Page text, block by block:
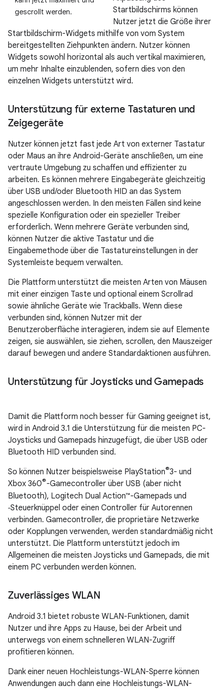
gescrollt werden.
Startbildschirms können
Nutzer jetzt die Größe ihrer
Startbildschirm-Widgets mithilfe von vom System
bereitgestellten Ziehpunkten ändern. Nutzer können
Widgets sowohl horizontal als auch vertikal maximieren,
um mehr Inhalte einzublenden, sofern dies von den
einzelnen Widgets unterstützt wird.
Unterstützung für externe Tastaturen und
Zeigegeräte
Nutzer können jetzt fast jede Art von externer Tastatur
oder Maus an ihre Android-Geräte anschließen, um eine
vertraute Umgebung zu schaffen und effizienter zu
arbeiten. Es können mehrere Eingabegeräte gleichzeitig
über USB und/oder Bluetooth HID an das System
angeschlossen werden. In den meisten Fällen sind keine
spezielle Konfiguration oder ein spezieller Treiber
erforderlich. Wenn mehrere Geräte verbunden sind,
können Nutzer die aktive Tastatur und die
Eingabemethode über die Tastatureinstellungen in der
Systemleiste bequem verwalten.
Die Plattform unterstützt die meisten Arten von Mäusen
mit einer einzigen Taste und optional einem Scrollrad
sowie ähnliche Geräte wie Trackballs. Wenn diese
verbunden sind, können Nutzer mit der
Benutzeroberfläche interagieren, indem sie auf Elemente
zeigen, sie auswählen, sie ziehen, scrollen, den Mauszeiger
darauf bewegen und andere Standardaktionen ausführen.
Unterstützung für Joysticks und Gamepads
Damit die Plattform noch besser für Gaming geeignet ist,
wird in Android 3.1 die Unterstützung für die meisten PC-
Joysticks und Gamepads hinzugefügt, die über USB oder
Bluetooth HID verbunden sind.
So können Nutzer beispielsweise PlayStation®3- und
Xbox 360®-Gamecontroller über USB (aber nicht
Bluetooth), Logitech Dual Action™-Gamepads und
‑Steuerknüppel oder einen Controller für Autorennen
verbinden. Gamecontroller, die proprietäre Netzwerke
oder Kopplungen verwenden, werden standardmäßig nicht
unterstützt. Die Plattform unterstützt jedoch im
Allgemeinen die meisten Joysticks und Gamepads, die mit
einem PC verbunden werden können.
Zuverlässiges WLAN
Android 3.1 bietet robuste WLAN-Funktionen, damit
Nutzer und ihre Apps zu Hause, bei der Arbeit und
unterwegs von einem schnelleren WLAN-Zugriff
profitieren können.
Dank einer neuen Hochleistungs-WLAN-Sperre können
Anwendungen auch dann eine Hochleistungs-WLAN-